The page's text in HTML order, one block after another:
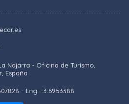
Najarra - Oficina de Turismo,
España
- Lng: -3.6953388